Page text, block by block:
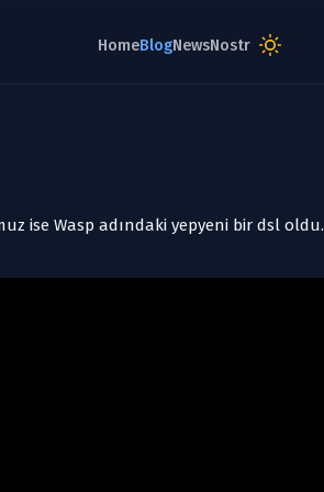
ise Wasp adındaki yepyeni bir dsl oldu.